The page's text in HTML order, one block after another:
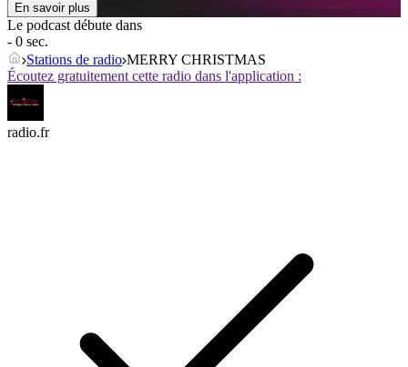
En savoir plus
Le podcast débute dans
- 0 sec.
Stations de radio MERRY CHRISTMAS
Écoutez gratuitement cette radio dans l'application :
radio.fr